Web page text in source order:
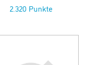
2.320 Punkte